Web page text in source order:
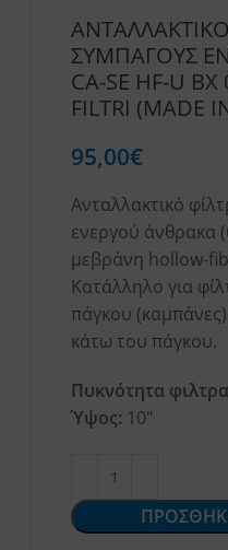
ΣΥΜΠΑΓΟΥΣ
CA-SE HF-U
FILTRI (MADE
95,00€
Ανταλλακτικό
ενεργού άνθρακα
μεβράνη hollow-
Κατάλληλο για
πάγκου
κάτω του πάγκου.
Πυκνότητα
Ύψος: 10″